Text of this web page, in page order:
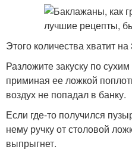
Этого количества хватит
Разложите закуску по
приминая ее ложкой
воздух не попадал в банку.
Если где-то получился
нему ручку от столовой
выпрыгнет.